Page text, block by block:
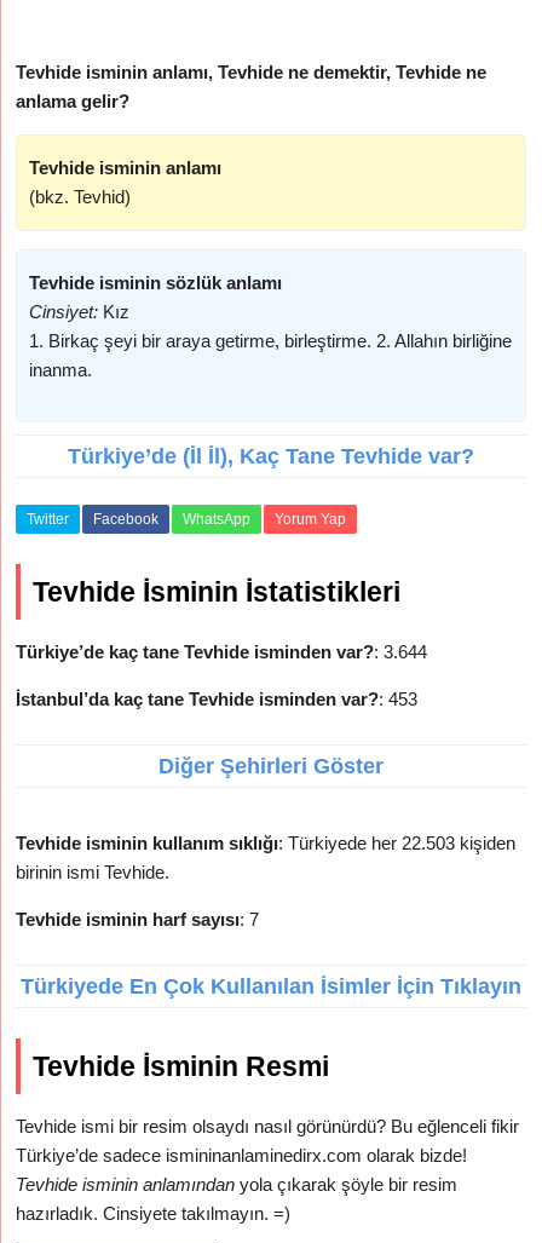
Tevhide isminin anlamı, Tevhide ne demektir, Tevhide ne
anlama gelir?
Tevhide isminin anlamı
(bkz. Tevhid)
Tevhide isminin sözlük anlamı
Cinsiyet: Kız
1. Birkaç şeyi bir araya getirme, birleştirme. 2. Allahın birliğine
inanma.
Türkiye’de (İl İl), Kaç Tane Tevhide var?
Twitter Facebook WhatsApp Yorum Yap
Tevhide İsminin İstatistikleri
Türkiye’de kaç tane Tevhide isminden var?: 3.644
İstanbul’da kaç tane Tevhide isminden var?: 453
Diğer Şehirleri Göster
Tevhide isminin kullanım sıklığı: Türkiyede her 22.503 kişiden
birinin ismi Tevhide.
Tevhide isminin harf sayısı: 7
Türkiyede En Çok Kullanılan İsimler İçin Tıklayın
Tevhide İsminin Resmi
Tevhide ismi bir resim olsaydı nasıl görünürdü? Bu eğlenceli fikir
Türkiye’de sadece ismininanlaminedirx.com olarak bizde!
Tevhide isminin anlamından yola çıkarak şöyle bir resim
hazırladık. Cinsiyete takılmayın. =)